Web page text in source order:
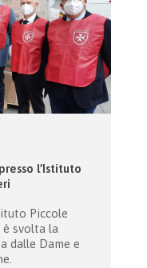
l’Istituto
Piccole
è svolta la
dalle Dame e